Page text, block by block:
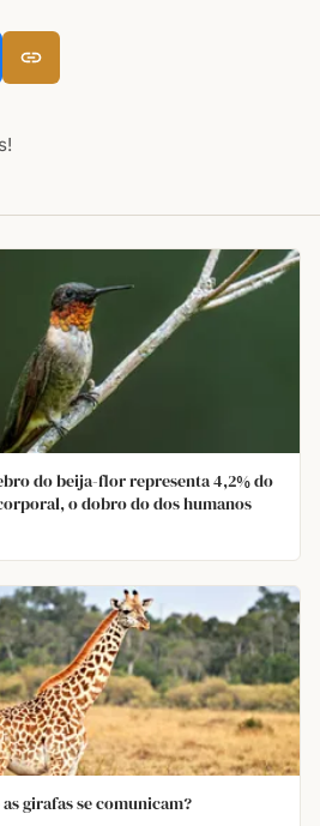
do beija-flor representa 4,2% do
o dobro do dos humanos
girafas se comunicam?